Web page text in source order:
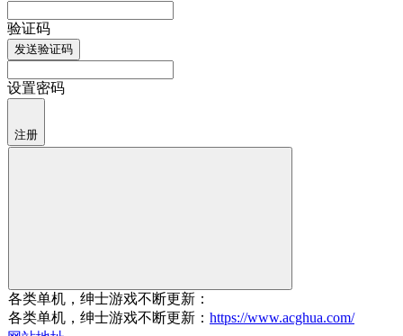
验证码
发送验证码
设置密码
注册
各类单机，绅士游戏不断更新：
各类单机，绅士游戏不断更新： https://www.acghua.com/